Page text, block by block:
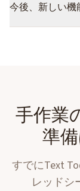
務はありません
今後、新しい機
手作業
準
すでにText
レッドシ